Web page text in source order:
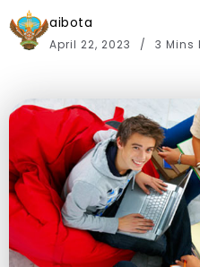
aibota
April 22, 2023 3 Mins